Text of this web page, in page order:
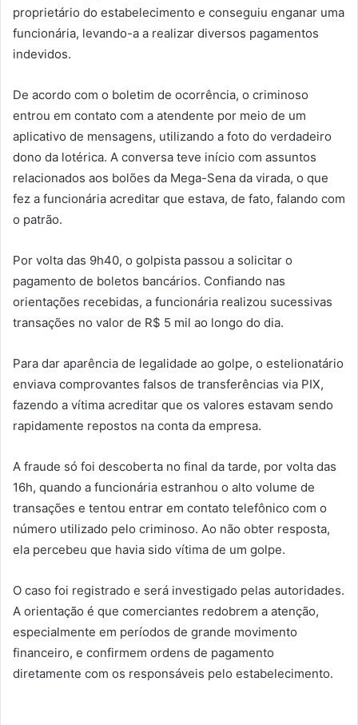
proprietário do estabelecimento e conseguiu enganar uma
funcionária, levando-a a realizar diversos pagamentos
indevidos.
De acordo com o boletim de ocorrência, o criminoso
entrou em contato com a atendente por meio de um
aplicativo de mensagens, utilizando a foto do verdadeiro
dono da lotérica. A conversa teve início com assuntos
relacionados aos bolões da Mega-Sena da virada, o que
fez a funcionária acreditar que estava, de fato, falando com
o patrão.
Por volta das 9h40, o golpista passou a solicitar o
pagamento de boletos bancários. Confiando nas
orientações recebidas, a funcionária realizou sucessivas
transações no valor de R$ 5 mil ao longo do dia.
Para dar aparência de legalidade ao golpe, o estelionatário
enviava comprovantes falsos de transferências via PIX,
fazendo a vítima acreditar que os valores estavam sendo
rapidamente repostos na conta da empresa.
A fraude só foi descoberta no final da tarde, por volta das
16h, quando a funcionária estranhou o alto volume de
transações e tentou entrar em contato telefônico com o
número utilizado pelo criminoso. Ao não obter resposta,
ela percebeu que havia sido vítima de um golpe.
O caso foi registrado e será investigado pelas autoridades.
A orientação é que comerciantes redobrem a atenção,
especialmente em períodos de grande movimento
financeiro, e confirmem ordens de pagamento
diretamente com os responsáveis pelo estabelecimento.